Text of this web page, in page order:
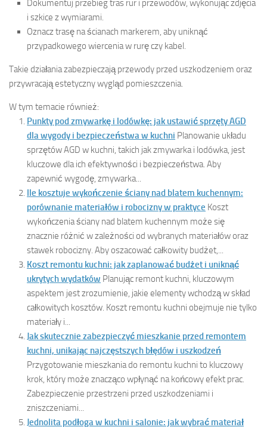
Dokumentuj przebieg tras rur i przewodów, wykonując zdjęcia
i szkice z wymiarami.
Oznacz trasę na ścianach markerem, aby uniknąć
przypadkowego wiercenia w rurę czy kabel.
Takie działania zabezpieczają przewody przed uszkodzeniem oraz
przywracają estetyczny wygląd pomieszczenia.
W tym temacie również:
Punkty pod zmywarkę i lodówkę: jak ustawić sprzęty AGD
dla wygody i bezpieczeństwa w kuchni Planowanie układu
sprzętów AGD w kuchni, takich jak zmywarka i lodówka, jest
kluczowe dla ich efektywności i bezpieczeństwa. Aby
zapewnić wygodę, zmywarka...
Ile kosztuje wykończenie ściany nad blatem kuchennym:
porównanie materiałów i robocizny w praktyce Koszt
wykończenia ściany nad blatem kuchennym może się
znacznie różnić w zależności od wybranych materiałów oraz
stawek robocizny. Aby oszacować całkowity budżet,...
Koszt remontu kuchni: jak zaplanować budżet i uniknąć
ukrytych wydatków Planując remont kuchni, kluczowym
aspektem jest zrozumienie, jakie elementy wchodzą w skład
całkowitych kosztów. Koszt remontu kuchni obejmuje nie tylko
materiały i...
Jak skutecznie zabezpieczyć mieszkanie przed remontem
kuchni, unikając najczęstszych błędów i uszkodzeń
Przygotowanie mieszkania do remontu kuchni to kluczowy
krok, który może znacząco wpłynąć na końcowy efekt prac.
Zabezpieczenie przestrzeni przed uszkodzeniami i
zniszczeniami...
Jednolita podłoga w kuchni i salonie: jak wybrać materiał